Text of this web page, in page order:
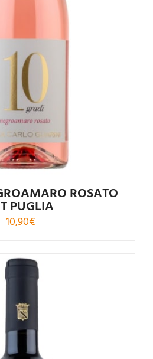
ROSATO
PUGLIA
10,90€